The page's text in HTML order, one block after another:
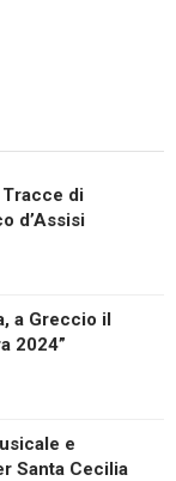
di
d’Assisi
a Greccio il
2024”
e
Santa Cecilia